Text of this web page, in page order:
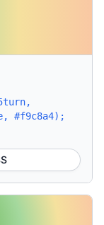
#f9c8a4);